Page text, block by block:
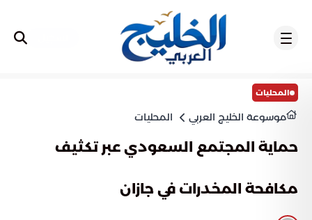
المحليات
موسوعة الخليج العربي المحليات
حماية المجتمع السعودي عبر تكثيف
مكافحة المخدرات في جازان